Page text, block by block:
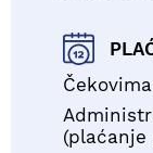
(plaćanje